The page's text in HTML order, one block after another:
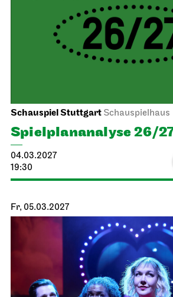
Stuttgarter BallettOpernhaus
Don Quijote
Mo, 15.02.2027